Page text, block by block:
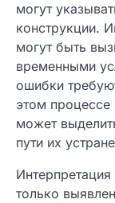
могут
конструкции.
могут быть
временными
ошибки
этом
может
пути их
только